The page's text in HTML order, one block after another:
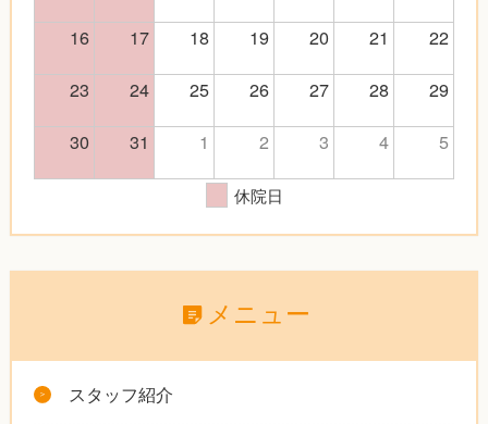
16
17 18 19 20 21
22
23
24 25 26 27 28
29
30
31 1 2 3 4 5
休院日
メニュー
スタッフ紹介